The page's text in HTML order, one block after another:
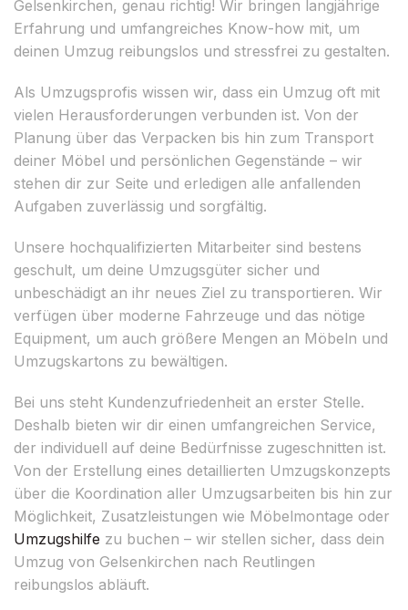
Gelsenkirchen, genau richtig! Wir bringen langjährige
Erfahrung und umfangreiches Know-how mit, um
deinen Umzug reibungslos und stressfrei zu gestalten.
Als Umzugsprofis wissen wir, dass ein Umzug oft mit
vielen Herausforderungen verbunden ist. Von der
Planung über das Verpacken bis hin zum Transport
deiner Möbel und persönlichen Gegenstände – wir
stehen dir zur Seite und erledigen alle anfallenden
Aufgaben zuverlässig und sorgfältig.
Unsere hochqualifizierten Mitarbeiter sind bestens
geschult, um deine Umzugsgüter sicher und
unbeschädigt an ihr neues Ziel zu transportieren. Wir
verfügen über moderne Fahrzeuge und das nötige
Equipment, um auch größere Mengen an Möbeln und
Umzugskartons zu bewältigen.
Bei uns steht Kundenzufriedenheit an erster Stelle.
Deshalb bieten wir dir einen umfangreichen Service,
der individuell auf deine Bedürfnisse zugeschnitten ist.
Von der Erstellung eines detaillierten Umzugskonzepts
über die Koordination aller Umzugsarbeiten bis hin zur
Möglichkeit, Zusatzleistungen wie Möbelmontage oder
Umzugshilfe zu buchen – wir stellen sicher, dass dein
Umzug von Gelsenkirchen nach Reutlingen
reibungslos abläuft.